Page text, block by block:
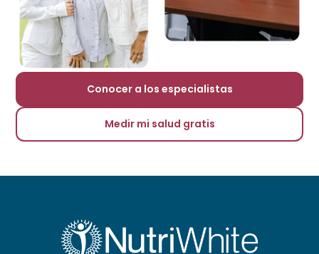
Conocer a los especialistas
Medir mi salud gratis